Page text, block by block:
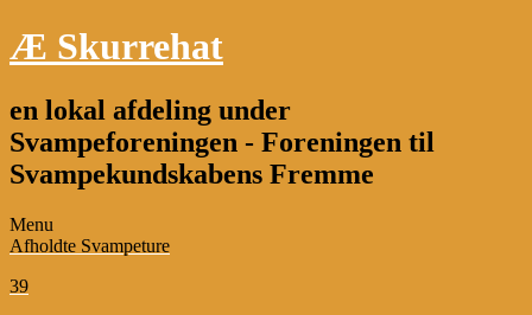
Æ Skurrehat
en lokal afdeling under
Svampeforeningen - Foreningen til
Svampekundskabens Fremme
Menu
Afholdte Svampeture
39